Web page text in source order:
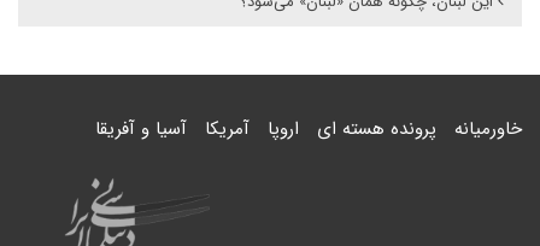
خاورمیانه پرونده هسته ای اروپا آمریکا آسیا و آفریقا